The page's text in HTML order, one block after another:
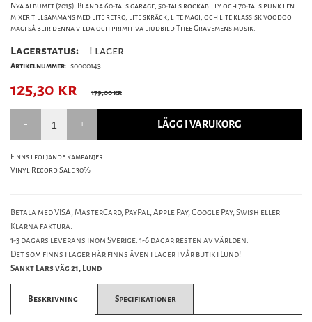
Nya albumet (2015). Blanda 60-tals garage, 50-tals rockabilly och 70-tals punk i en
mixer tillsammans med lite retro, lite skräck, lite magi, och lite klassisk voodoo
magi så blir denna vilda och primitiva ljudbild Thee Gravemens musik.
Lagerstatus: I lager
Artikelnummer: s0000143
125,30 kr 179,00 kr
LÄGG I VARUKORG
Finns i följande kampanjer
Vinyl Record Sale 30%
Betala med VISA, MasterCard, PayPal, Apple Pay, Google Pay, Swish eller
Klarna faktura.
1-3 dagars leverans inom Sverige. 1-6 dagar resten av världen.
Det som finns i lager här finns även i lager i vår butik i Lund!
Sankt Lars väg 21, Lund
Beskrivning Specifikationer